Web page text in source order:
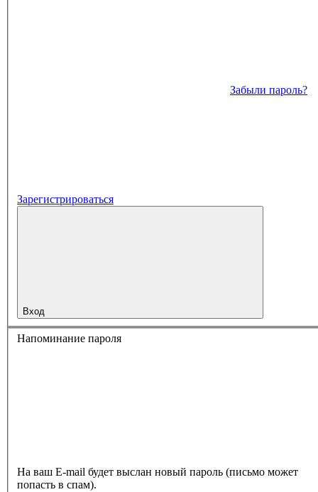
Забыли пароль?
Зарегистрироваться
Вход
Напоминание пароля
На ваш E-mail будет выслан новый пароль (письмо может
попасть в спам).